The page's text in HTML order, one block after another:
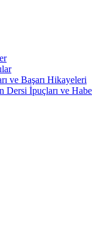
ve Başarı Hikayeleri
Dersi İpuçları ve